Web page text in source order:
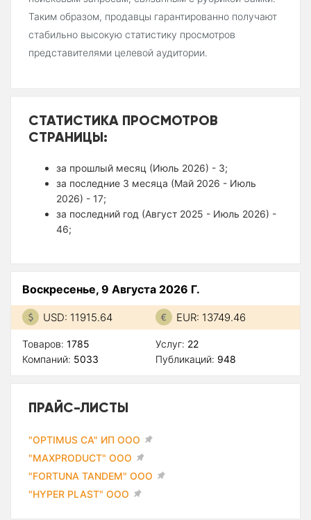
Таким образом, продавцы гарантированно получают
стабильно высокую статистику просмотров
представителями целевой аудитории.
СТАТИСТИКА ПРОСМОТРОВ
СТРАНИЦЫ:
за прошлый месяц (Июль 2026) - 3;
за последние 3 месяца (Май 2026 - Июль
2026) - 17;
за последний год (Август 2025 - Июль 2026) -
46;
Воскресенье, 9 Августа 2026 Г.
USD: 11915.64 EUR: 13749.46
Товаров: 1785
Компаний: 5033
Услуг: 22
Публикаций: 948
ПРАЙС-ЛИСТЫ
"OPTIMUS CA" ИП ООО
"MAXPRODUCT" ООО
"FORTUNA TANDEM" ООО
"HYPER PLAST" ООО